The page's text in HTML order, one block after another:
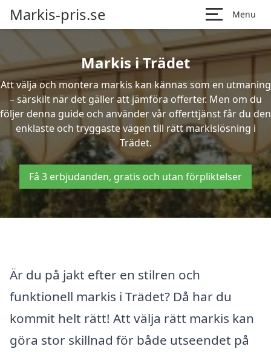
Markis-pris.se Menu
Markis i Trädet
Att välja och montera markis kan kännas som en utmaning
– särskilt när det gäller att jämföra offerter. Men om du
följer denna guide och använder vår offerttjänst får du den
enklaste och tryggaste vägen till rätt markislösning i
Trädet.
Få 3 erbjudanden, gratis och utan förpliktelser
Är du på jakt efter en stilren och
funktionell markis i Trädet? Då har du
kommit helt rätt! Att välja rätt markis kan
göra stor skillnad för både utseendet på